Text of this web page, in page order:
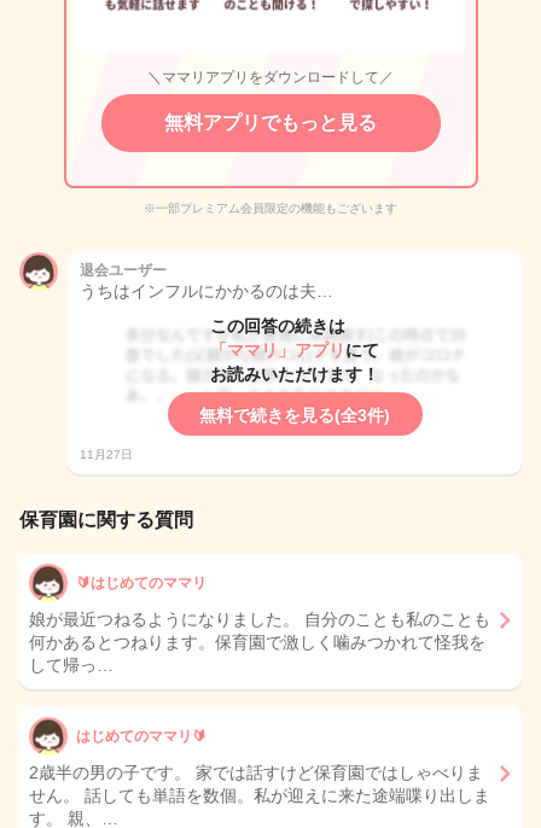
＼ママリアプリをダウンロードして／
無料アプリでもっと見る
※一部プレミアム会員限定の機能もございます
退会ユーザー
うちはインフルにかかるのは夫…
この回答の続きは
「ママリ」アプリ にて
お読みいただけます！
無料で続きを見る(全3件)
11月27日
保育園に関する質問
🔰はじめてのママリ
娘が最近つねるようになりました。 自分のことも私のことも
何かあるとつねります。保育園で激しく噛みつかれて怪我を
して帰っ…
はじめてのママリ🔰
2歳半の男の子です。 家では話すけど保育園ではしゃべりま
せん。 話しても単語を数個。私が迎えに来た途端喋り出しま
す。 親、…